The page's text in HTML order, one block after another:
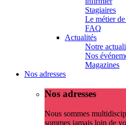
Stagiaires
Le métier
FAQ
Actualités
Notre
Nos
Magazines
Nos adresses
Nos adresses
Nous sommes
sommes jamais loin de